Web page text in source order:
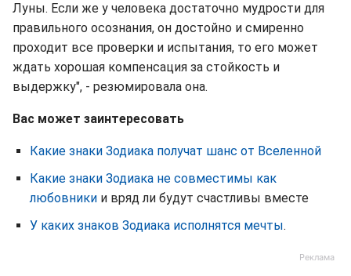
Луны. Если же у человека достаточно мудрости для
правильного осознания, он достойно и смиренно
проходит все проверки и испытания, то его может
ждать хорошая компенсация за стойкость и
выдержку", - резюмировала она.
Вас может заинтересовать
Какие знаки Зодиака получат шанс от Вселенной
Какие знаки Зодиака не совместимы как
любовники и вряд ли будут счастливы вместе
У каких знаков Зодиака исполнятся мечты.